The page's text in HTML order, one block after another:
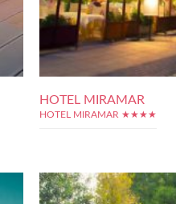
HOTEL MIRAMAR
HOTEL MIRAMAR ★★★★